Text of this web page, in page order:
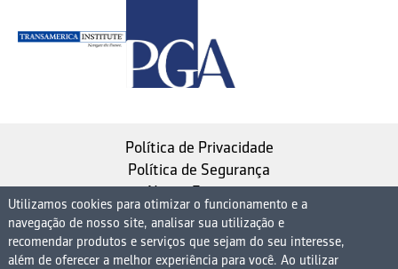
Política de Privacidade
Política de Segurança
Nosso Estatuto
Instituto de Longevidade MAG, uma empresa do
Grupo MAG
Utilizamos cookies para otimizar o funcionamento e a
navegação de nosso site, analisar sua utilização e
recomendar produtos e serviços que sejam do seu interesse,
além de oferecer a melhor experiência para você. Ao utilizar